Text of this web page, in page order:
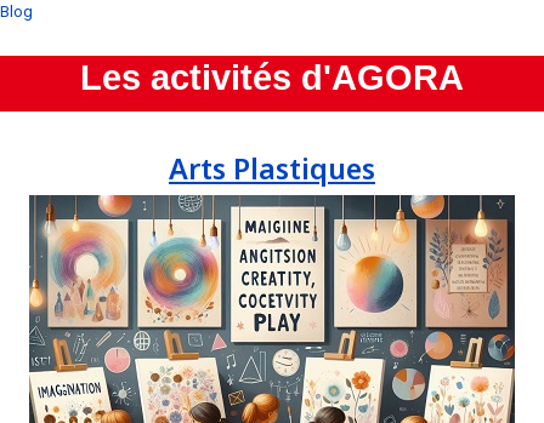
Blog
Les activités d'AGORA
Arts Plastiques